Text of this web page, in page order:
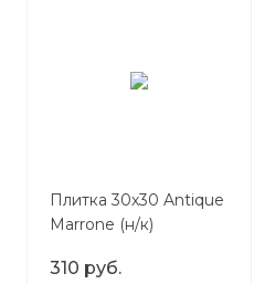
Плитка 30х30 Antique
Marrone (н/к)
310 руб.